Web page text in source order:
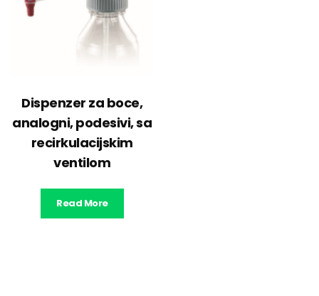
Dispenzer za boce,
analogni, podesivi, sa
recirkulacijskim
ventilom
Read More